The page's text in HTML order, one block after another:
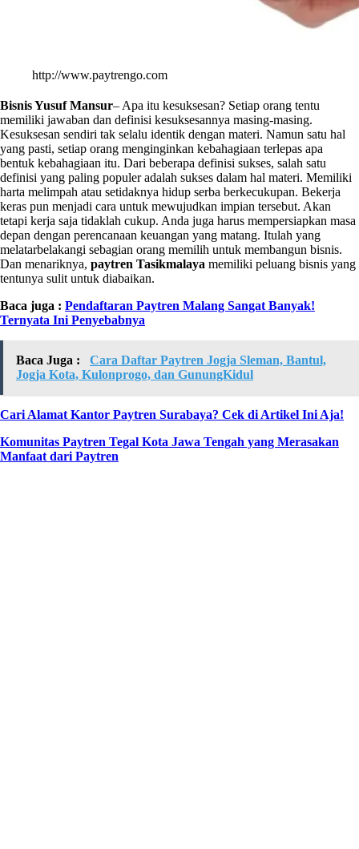
http://www.paytrengo.com
Bisnis Yusuf Mansur– Apa itu kesuksesan? Setiap orang tentu
memiliki jawaban dan definisi kesuksesannya masing-masing.
Kesuksesan sendiri tak selalu identik dengan materi. Namun satu hal
yang pasti, setiap orang menginginkan kebahagiaan terlepas apa
bentuk kebahagiaan itu. Dari beberapa definisi sukses, salah satu
definisi yang paling populer adalah sukses dalam hal materi. Memiliki
harta melimpah atau setidaknya hidup serba berkecukupan. Bekerja
keras pun menjadi cara untuk mewujudkan impian tersebut. Akan
tetapi kerja saja tidaklah cukup. Anda juga harus mempersiapkan masa
depan dengan perencanaan keuangan yang matang. Itulah yang
melatarbelakangi sebagian orang memilih untuk membangun bisnis.
Dan menariknya, paytren Tasikmalaya memiliki peluang bisnis yang
tentunya sulit untuk diabaikan.
Baca juga : Pendaftaran Paytren Malang Sangat Banyak!
Ternyata Ini Penyebabnya
Baca Juga :
Cara Daftar Paytren Jogja Sleman, Bantul,
Jogja Kota, Kulonprogo, dan GunungKidul
Cari Alamat Kantor Paytren Surabaya? Cek di Artikel Ini Aja!
Komunitas Paytren Tegal Kota Jawa Tengah yang Merasakan
Manfaat dari Paytren